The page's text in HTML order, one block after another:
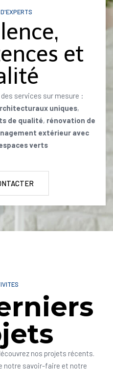
et
services sur mesure :
uniques,
de qualité, rénovation de
extérieur avec
verts
nos projets récents.
notre savoir-faire et notre